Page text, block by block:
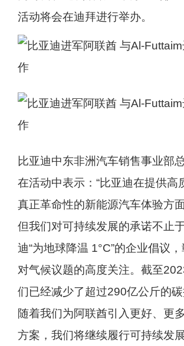
活动将会在迪拜进行举办。
比亚迪中东非洲汽车销售事业部
在活动中表示：“比亚迪在提供高
真正革命性的新能源汽车体验方
但我们对可持续发展的承诺不止
迪“为地球降温 1°C”的企业倡议
对气候议题的高度关注。截至
们已经减少了超过290亿公斤的碳
随着我们为阿联酋引入更好、更
方案，我们将继续履行可持续发